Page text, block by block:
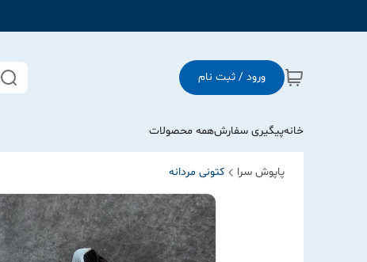
ورود / ثبت نام
خانهپیگیری سفارشهمه محصولات
پاپوش سرا کتونی مردانه